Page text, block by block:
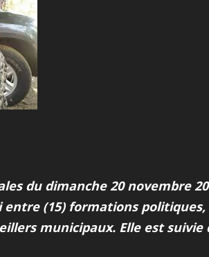
du dimanche 20 novembre
(15) formations
municipaux. Elle est suivie